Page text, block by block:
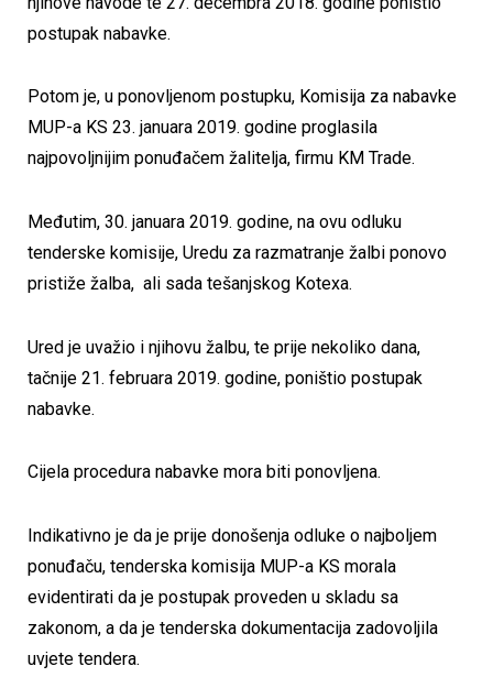
postupak nabavke.
Potom je, u ponovljenom postupku, Komisija za nabavke
MUP-a KS 23. januara 2019. godine proglasila
najpovoljnijim ponuđačem žalitelja, firmu KM Trade.
Međutim, 30. januara 2019. godine, na ovu odluku
tenderske komisije, Uredu za razmatranje žalbi ponovo
pristiže žalba, ali sada tešanjskog Kotexa.
Ured je uvažio i njihovu žalbu, te prije nekoliko dana,
tačnije 21. februara 2019. godine, poništio postupak
nabavke.
Cijela procedura nabavke mora biti ponovljena.
Indikativno je da je prije donošenja odluke o najboljem
ponuđaču, tenderska komisija MUP-a KS morala
evidentirati da je postupak proveden u skladu sa
zakonom, a da je tenderska dokumentacija zadovoljila
uvjete tendera.